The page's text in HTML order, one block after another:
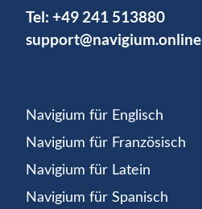
Tel: +49 241 513880
support@navigium.online
Navigium für Englisch
Navigium für Französisch
Navigium für Latein
Navigium für Spanisch